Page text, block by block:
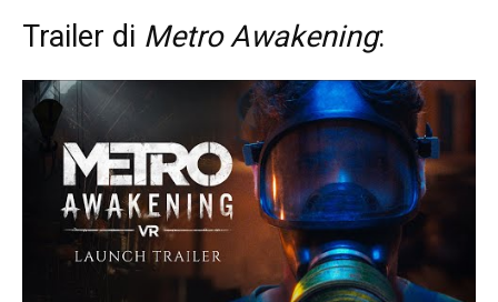
Trailer di Metro Awakening: